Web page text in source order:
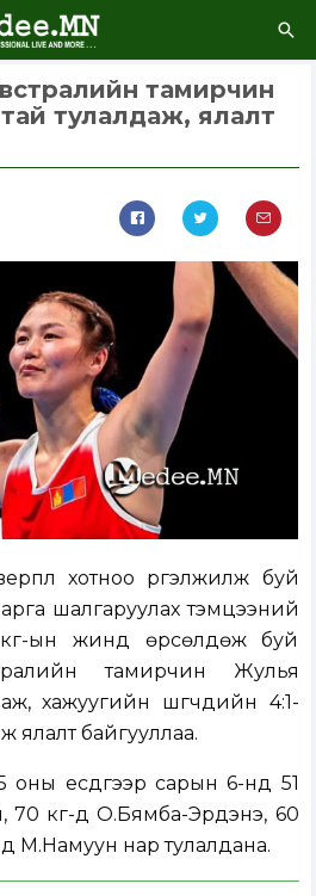
тамирчин
тулалдаж, ялалт
хотноо үргэлжилж буй
шалгаруулах тэмцээний
кг-ын жинд өрсөлдөж буй
тамирчин Жулья
хажуугийн шүүгчдийн 4:1-
ялалт байгууллаа.
есдүгээр сарын 6-нд 51
70 кг-д О.Бямба-Эрдэнэ, 60
М.Намуун нар тулалдана.